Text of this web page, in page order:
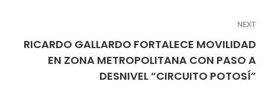
NEXT
RICARDO GALLARDO FORTALECE MOVILIDAD
EN ZONA METROPOLITANA CON PASO A
DESNIVEL “CIRCUITO POTOSÍ”